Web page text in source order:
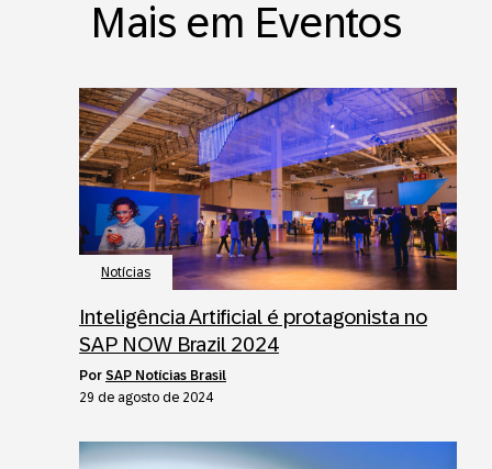
Mais em Eventos
Notícias
Inteligência Artificial é protagonista no
SAP NOW Brazil 2024
por SAP Notícias Brasil
29 de agosto de 2024